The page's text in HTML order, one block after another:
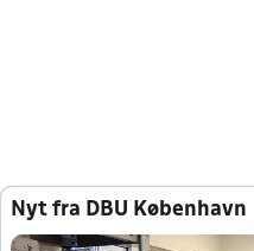
Nyt fra DBU København